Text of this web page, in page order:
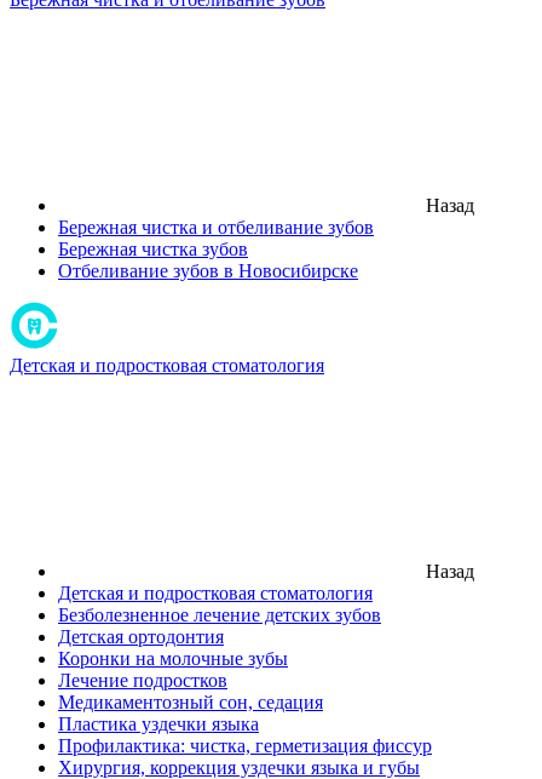
Назад
Бережная чистка и отбеливание зубов
Бережная чистка зубов
Отбеливание зубов в Новосибирске
Детская и подростковая стоматология
Назад
Детская и подростковая стоматология
Безболезненное лечение детских зубов
Детская ортодонтия
Коронки на молочные зубы
Лечение подростков
Медикаментозный сон, седация
Пластика уздечки языка
Профилактика: чистка, герметизация фиссур
Хирургия, коррекция уздечки языка и губы